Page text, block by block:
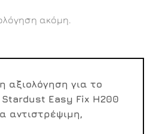
ακόμη.
αξιολόγηση για το
Stardust Easy Fix H200
αντιστρέψιμη,